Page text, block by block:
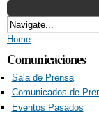
You are here
Home
Comunicaciones
Sala de Prensa
Comunicados de
Eventos Pasados